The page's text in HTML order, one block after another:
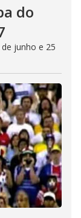
do
junho e 25